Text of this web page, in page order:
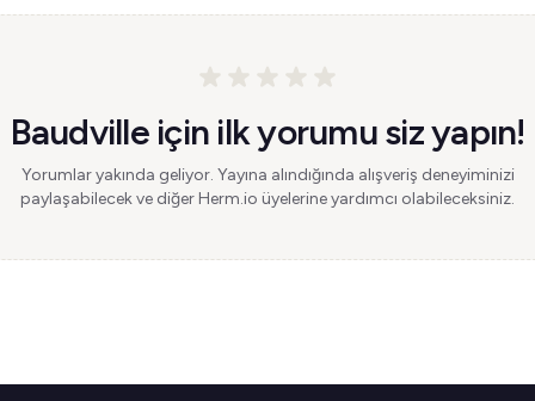
Baudville için ilk yorumu siz yapın!
Yorumlar yakında geliyor. Yayına alındığında alışveriş deneyiminizi
paylaşabilecek ve diğer Herm.io üyelerine yardımcı olabileceksiniz.